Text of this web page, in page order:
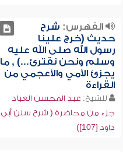
الفهرس: شرح
حديث (خرج علينا
رسول الله صلى الله عليه
وسلم ونحن نقترئ...) , ما
يجزئ الأمي والأعجمي من
القراءة
للشيخ: عبد المحسن العباد
جزء من محاضرة ( شرح سنن أبي
داود [107])